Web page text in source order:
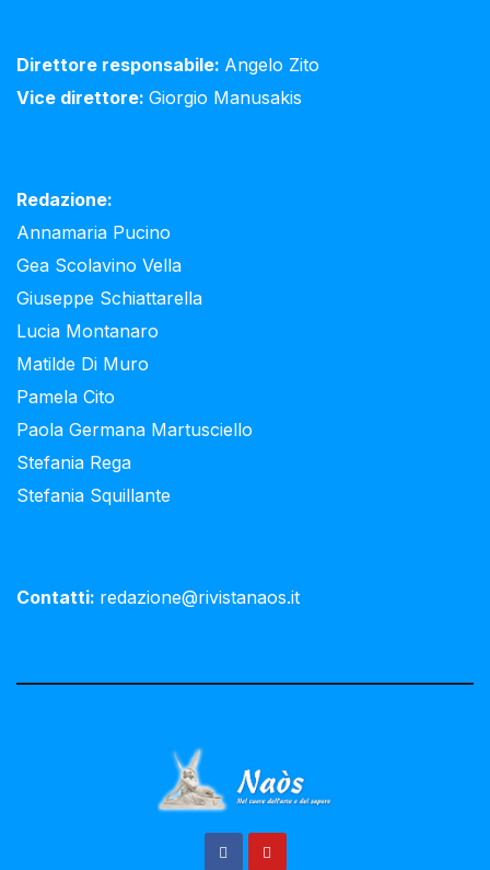
Direttore responsabile: Angelo Zito
Vice direttore: Giorgio Manusakis
Redazione:
Annamaria Pucino
Gea Scolavino Vella
Giuseppe Schiattarella
Lucia Montanaro
Matilde Di Muro
Pamela Cito
Paola Germana Martusciello
Stefania Rega
Stefania Squillante
Contatti: redazione@rivistanaos.it